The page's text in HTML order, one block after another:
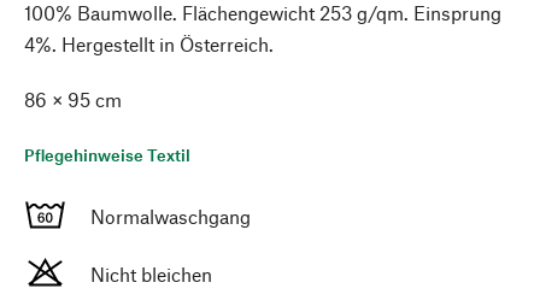
100% Baumwolle. Flächengewicht 253 g/qm. Einsprung
4%. Hergestellt in Österreich.
86 × 95 cm
Pflegehinweise Textil
Normalwaschgang
Nicht bleichen